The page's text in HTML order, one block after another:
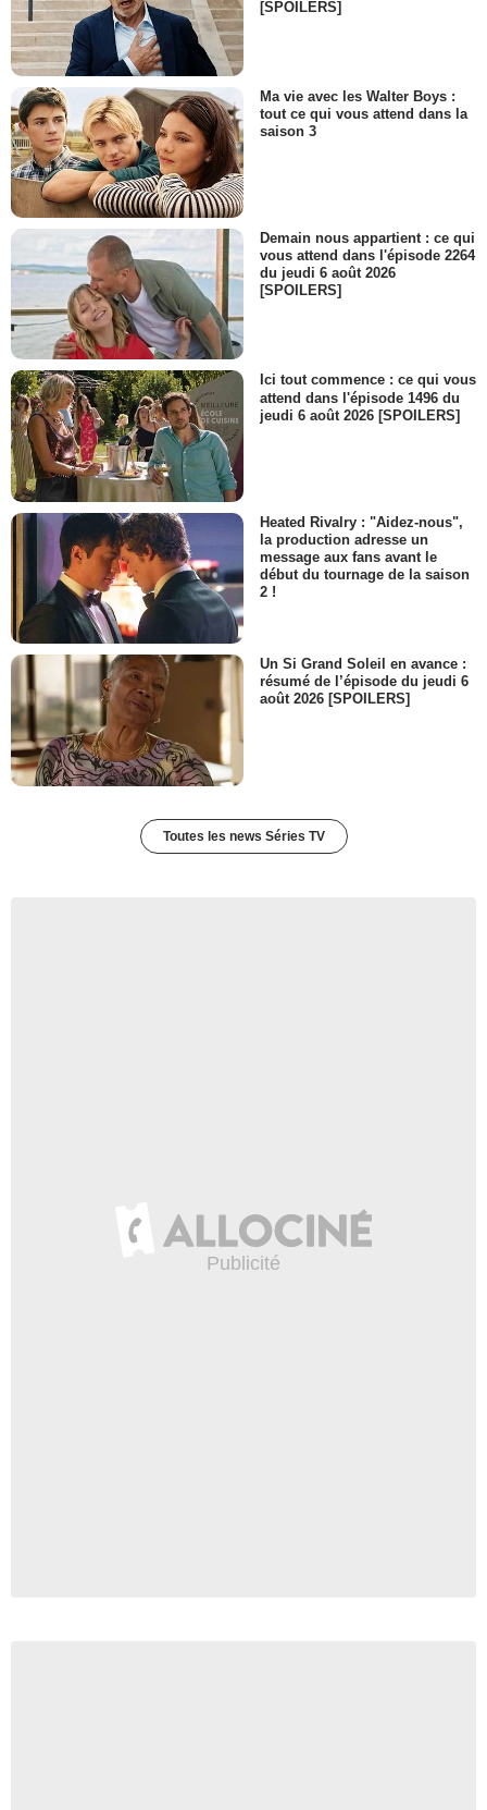
[SPOILERS]
Ma vie avec les Walter Boys :
tout ce qui vous attend dans la
saison 3
Demain nous appartient : ce qui
vous attend dans l'épisode 2264
du jeudi 6 août 2026
[SPOILERS]
Ici tout commence : ce qui vous
attend dans l'épisode 1496 du
jeudi 6 août 2026 [SPOILERS]
Heated Rivalry : "Aidez-nous",
la production adresse un
message aux fans avant le
début du tournage de la saison
2 !
Un Si Grand Soleil en avance :
résumé de l’épisode du jeudi 6
août 2026 [SPOILERS]
Toutes les news Séries TV